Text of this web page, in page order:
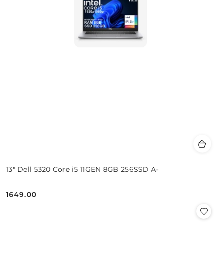
13" Dell 5320 Core i5 11GEN 8GB 256SSD A-
Cena:
1649.00